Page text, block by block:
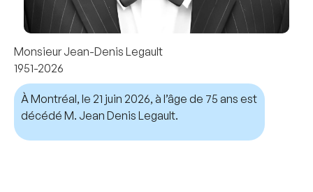
Monsieur Jean-Denis Legault
1951-2026
À Montréal, le 21 juin 2026, à l’âge de 75 ans est
décédé M. Jean Denis Legault.